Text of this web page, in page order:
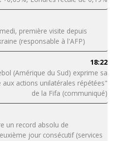
première visite depuis
(responsable à l'AFP)
18:22
(Amérique du Sud) exprime sa
actions unilatérales répétées"
de la Fifa (communiqué)
un record absolu de
jour consécutif (services